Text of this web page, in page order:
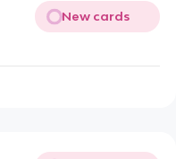
New cards